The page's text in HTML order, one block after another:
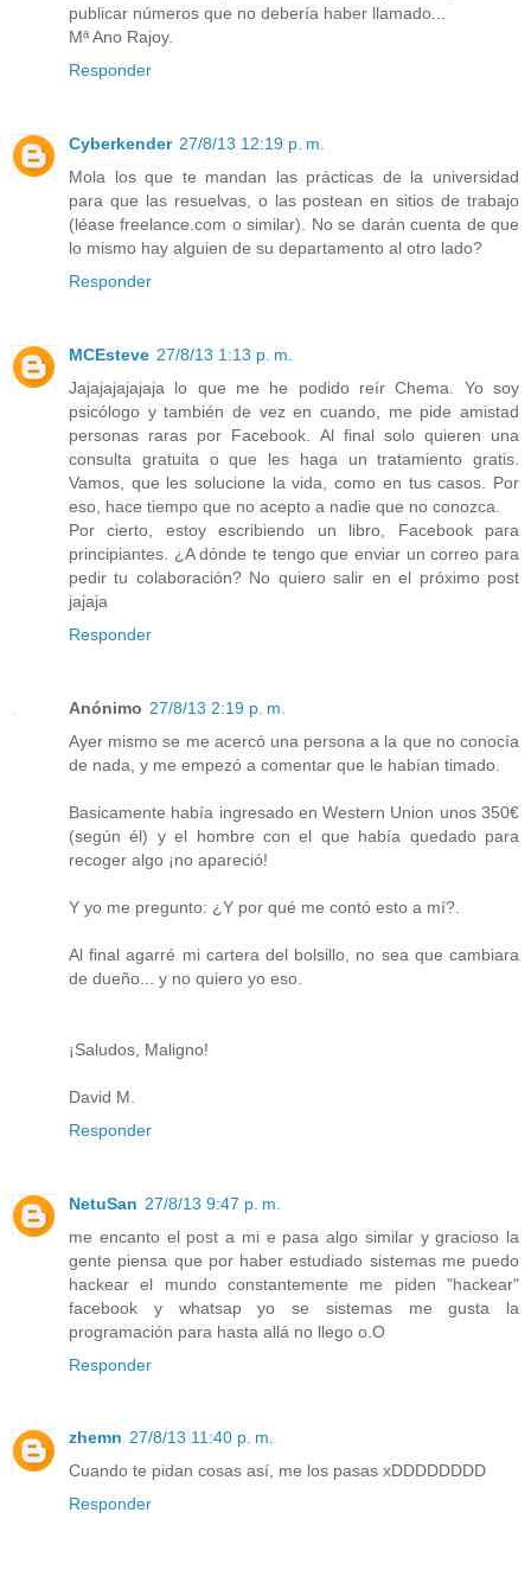
publicar números que no debería haber llamado...
Mª Ano Rajoy.
Responder
Cyberkender 27/8/13 12:19 p. m.
Mola los que te mandan las prácticas de la universidad
para que las resuelvas, o las postean en sitios de trabajo
(léase freelance.com o similar). No se darán cuenta de que
lo mismo hay alguien de su departamento al otro lado?
Responder
MCEsteve 27/8/13 1:13 p. m.
Jajajajajajaja lo que me he podido reír Chema. Yo soy
psicólogo y también de vez en cuando, me pide amistad
personas raras por Facebook. Al final solo quieren una
consulta gratuita o que les haga un tratamiento gratis.
Vamos, que les solucione la vida, como en tus casos. Por
eso, hace tiempo que no acepto a nadie que no conozca.
Por cierto, estoy escribiendo un libro, Facebook para
principiantes. ¿A dónde te tengo que enviar un correo para
pedir tu colaboración? No quiero salir en el próximo post
jajaja
Responder
Anónimo 27/8/13 2:19 p. m.
Ayer mismo se me acercó una persona a la que no conocía
de nada, y me empezó a comentar que le habían timado.
Basicamente había ingresado en Western Union unos 350€
(según él) y el hombre con el que había quedado para
recoger algo ¡no apareció!
Y yo me pregunto: ¿Y por qué me contó esto a mí?.
Al final agarré mi cartera del bolsillo, no sea que cambiara
de dueño... y no quiero yo eso.
¡Saludos, Maligno!
David M.
Responder
NetuSan 27/8/13 9:47 p. m.
me encanto el post a mi e pasa algo similar y gracioso la
gente piensa que por haber estudiado sistemas me puedo
hackear el mundo constantemente me piden "hackear"
facebook y whatsap yo se sistemas me gusta la
programación para hasta allá no llego o.O
Responder
zhemn 27/8/13 11:40 p. m.
Cuando te pidan cosas así, me los pasas xDDDDDDDD
Responder